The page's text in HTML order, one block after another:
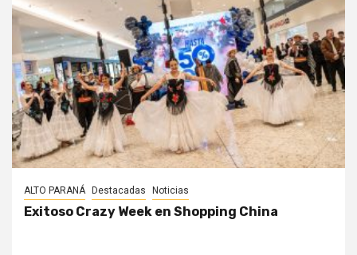
ALTO PARANÁ Destacadas Noticias
Exitoso Crazy Week en Shopping China